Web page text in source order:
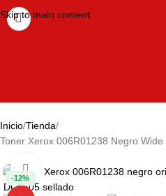
Skip to main content
Inicio Tienda
Toner Xerox 006R01238 Negro
-12%
Haga clic para ampliar